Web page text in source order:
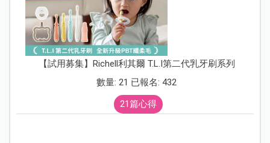
【試用募集】Richell利其爾 T.L.I第二代乳牙刷系列
數量: 21 已報名: 432
21篇心得